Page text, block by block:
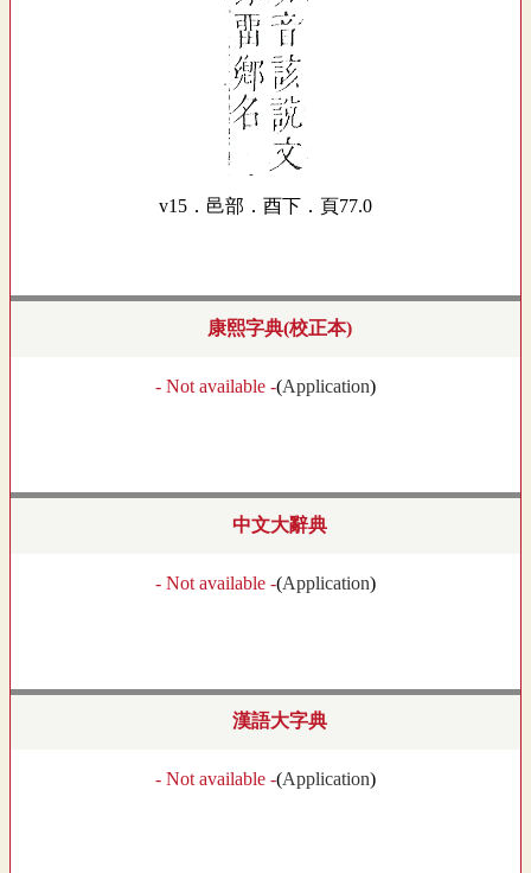
v15．邑部．酉下．頁77.0
康熙字典(校正本)
- Not available -(Application)
中文大辭典
- Not available -(Application)
漢語大字典
- Not available -(Application)